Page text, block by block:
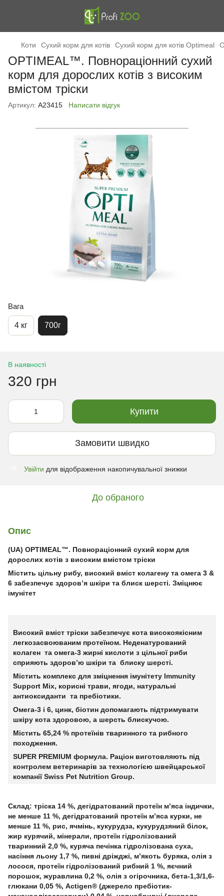
Коти Сухий корм для котів Сухий корм для котів Optimeal
OPTIMEAL™. Повнораціонний сухий
корм для дорослих котів з високим
вмістом тріски
Артикул: А23415 Написати відгук
Вага
4 кг 700г
В наявності
320 грн
Купити
Замовити швидко
Увійти для відображення накопичувальної знижки
До обраного
Опис
(UA) OPTIMEAL™. Повнораціонний сухий корм для
дорослих котів з високим вмістом тріски
Містить цільну рибу, високий вміст колагену та омега 3 &
6 забезпечує здоров’я шкіри та блиск шерсті. Зміцнює
імунітет
Високий вміст тріски забезпечує кота високоякісним
легкозасвоюваним протеїном. Неденатурований
колаген та омега-3 жирні кислоти з цільної риби
сприяють здоров’ю шкіри та блиску шерсті.
Містить комплекс для зміцнення імунітету Immunity
Support Mix, корисні трави, ягоди, натуральні
антиоксиданти та пребіотики.
Омега-3 і 6, цинк, біотин допомагають підтримувати
шкіру кота здоровою, а шерсть блискучою.
Містить 65,24 % протеїнів тваринного та рибного
походження.
SUPER PREMIUM формула. Раціон виготовляють під
контролем ветеринарів за технологією швейцарської
компанії Swiss Pet Nutrition Group.
Склад: тріска 14 %, дегідратований протеїн м’яса індички,
не менше 11 %, дегідратований протеїн м’яса курки, не
менше 11 %, рис, ячмінь, кукурудза, кукурудзяний білок,
жир курячий, мінерали, протеїн гідролізований
тваринний 2,0 %, куряча печінка гідролізована суха,
насіння льону 1,7 %, пивні дріжджі, м’якоть буряка, олія з
лосося, протеїн гідролізований рибний 1 %, яєчний
порошок, журавлина 0,2 %, олія з огірочника, бета-1,3/1,6-
глюкани 0,05 %, Actigen® (джерело пребіотик-